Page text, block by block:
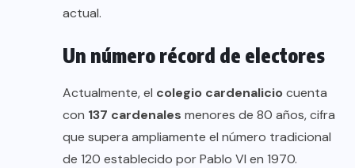
actual.
Un número récord de electores
Actualmente, el colegio cardenaliciocuenta
con 137 cardenales menores de 80 años, cifra
que supera ampliamente el número tradicional
de 120 establecido por Pablo VI en 1970.